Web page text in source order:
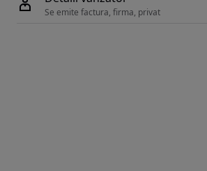
Se emite factura, firma, privat